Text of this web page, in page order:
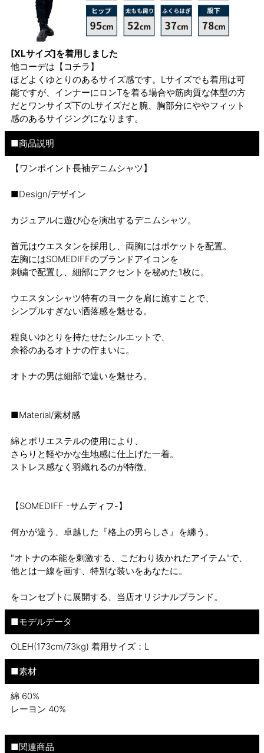
[XLサイズ]を着用しました
他コーデは 【コチラ】
ほどよくゆとりのあるサイズ感です。Lサイズでも着用は可
能ですが、インナーにロンTを着る場合や筋肉質な体型の方
だとワンサイズ下のLサイズだと腕、胸部分にややフィット
感のあるサイジングになります。
■商品説明
【ワンポイント長袖デニムシャツ】
■Design/デザイン
カジュアルに遊び心を演出するデニムシャツ。
首元はウエスタンを採用し、両胸にはポケットを配置。
左胸にはSOMEDIFFのブランドアイコンを
刺繍で配置し、細部にアクセントを秘めた1枚に。
ウエスタンシャツ特有のヨークを肩に施すことで、
シンプルすぎない洒落感を魅せる。
程良いゆとりを持たせたシルエットで、
余裕のあるオトナの佇まいに。
オトナの男は細部で違いを魅せろ。
■Material/素材感
綿とポリエステルの使用により、
さらりと軽やかな生地感に仕上げた一着。
ストレス感なく羽織れるのが特徴。
【SOMEDIFF -サムディフ-】
何かが違う、卓越した『格上の男らしさ』を纏う。
"オトナの本能を刺激する、こだわり抜かれたアイテム"で、
他とは一線を画す、特別な装いをあなたに。
をコンセプトに展開する、当店オリジナルブランド。
■モデルデータ
OLEH(173cm/73kg) 着用サイズ：L
■素材
綿 60%
レーヨン 40%
■関連商品